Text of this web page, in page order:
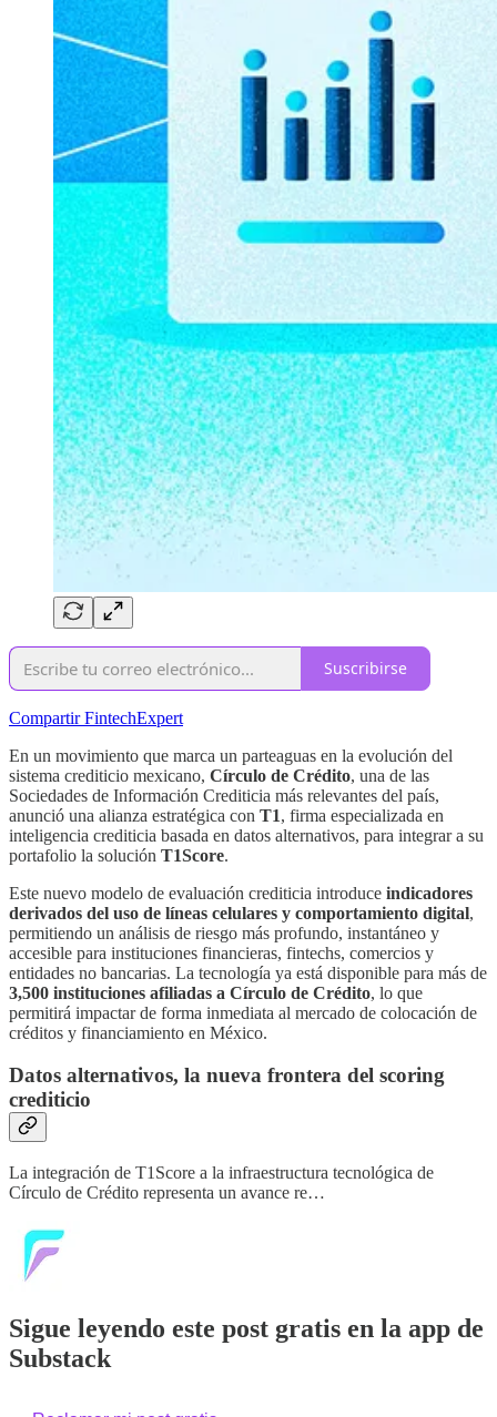
Suscribirse
Compartir FintechExpert
En un movimiento que marca un parteaguas en la evolución del
sistema crediticio mexicano, Círculo de Crédito, una de las
Sociedades de Información Crediticia más relevantes del país,
anunció una alianza estratégica con T1, firma especializada en
inteligencia crediticia basada en datos alternativos, para integrar a su
portafolio la solución T1Score.
Este nuevo modelo de evaluación crediticia introduce indicadores
derivados del uso de líneas celulares y comportamiento digital,
permitiendo un análisis de riesgo más profundo, instantáneo y
accesible para instituciones financieras, fintechs, comercios y
entidades no bancarias. La tecnología ya está disponible para más de
3,500 instituciones afiliadas a Círculo de Crédito, lo que
permitirá impactar de forma inmediata al mercado de colocación de
créditos y financiamiento en México.
Datos alternativos, la nueva frontera del scoring
crediticio
La integración de T1Score a la infraestructura tecnológica de
Círculo de Crédito representa un avance re…
Sigue leyendo este post gratis en la app de
Substack